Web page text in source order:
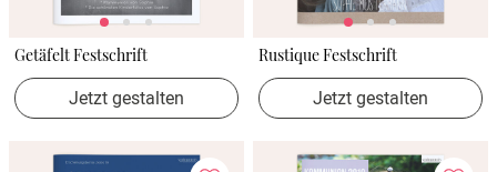
Getäfelt Festschrift
Jetzt gestalten
Rustique Festschrift
Jetzt gestalten